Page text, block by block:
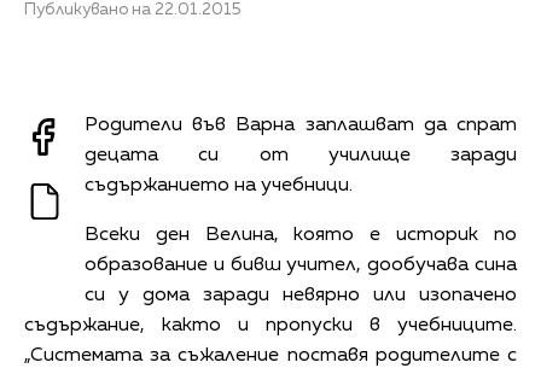
Публикувано на 22.01.2015
Родители във Варна заплашват да спрат
децата си от училище заради
съдържанието на учебници.
Всеки ден Велина, която е историк по
образование и бивш учител, дообучава сина
си у дома заради невярно или изопачено
съдържание, както и пропуски в учебниците.
„Системата за съжаление поставя родителите с